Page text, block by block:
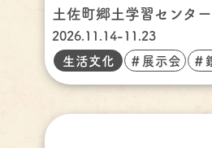
土佐町郷土学習センタ
2026.11.14-11.23
生活文化
＃展示会 ＃